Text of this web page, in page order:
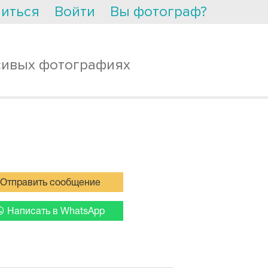
Войти Вы фотограф?
фотографиях
Отправить сообщение
Написать в WhatsApp